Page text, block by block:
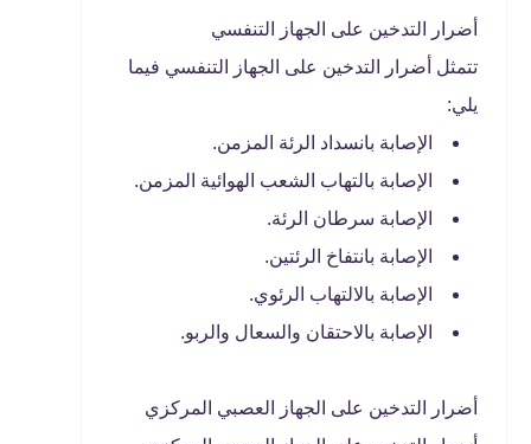
أضرار التدخين على الجهاز التنفسي
تتمثل أضرار التدخين على الجهاز التنفسي فيما
يلي:
الإصابة بانسداد الرئة المزمن.
الإصابة بالتهاب الشعب الهوائية المزمن.
الإصابة سرطان الرئة.
الإصابة بانتفاخ الرئتين.
الإصابة بالالتهاب الرئوي.
الإصابة بالاحتقان والسعال والربو.
أضرار التدخين على الجهاز العصبي المركزي